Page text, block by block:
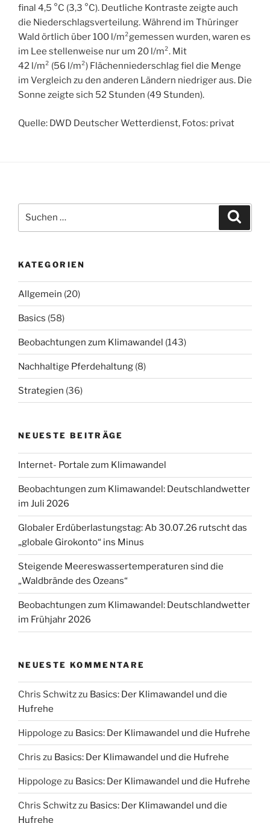
final 4,5 °C (3,3 °C). Deutliche Kontraste zeigte auch
die Niederschlagsverteilung. Während im Thüringer
Wald örtlich über 100 l/m²gemessen wurden, waren es
im Lee stellenweise nur um 20 l/m². Mit
42 l/m² (56 l/m²) Flächenniederschlag fiel die Menge
im Vergleich zu den anderen Ländern niedriger aus. Die
Sonne zeigte sich 52 Stunden (49 Stunden).
Quelle: DWD Deutscher Wetterdienst, Fotos: privat
nach:
KATEGORIEN
Allgemein (20)
Basics (58)
Beobachtungen zum Klimawandel (143)
Nachhaltige Pferdehaltung (8)
Strategien (36)
NEUESTE BEITRÄGE
Internet- Portale zum Klimawandel
Beobachtungen zum Klimawandel: Deutschlandwetter
im Juli 2026
Globaler Erdüberlastungstag: Ab 30.07.26 rutscht das
„globale Girokonto“ ins Minus
Steigende Meereswassertemperaturen sind die
„Waldbrände des Ozeans“
Beobachtungen zum Klimawandel: Deutschlandwetter
im Frühjahr 2026
NEUESTE KOMMENTARE
Chris Schwitzzu Basics: Der Klimawandel und die
Hufrehe
Hippologe zu Basics: Der Klimawandel und die Hufrehe
Chris zu Basics: Der Klimawandel und die Hufrehe
Hippologe zu Basics: Der Klimawandel und die Hufrehe
Chris Schwitzzu Basics: Der Klimawandel und die
Hufrehe